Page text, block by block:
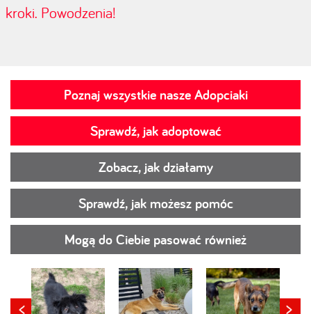
kroki. Powodzenia!
Poznaj wszystkie nasze Adopciaki
Sprawdź, jak adoptować
Zobacz, jak działamy
Sprawdź, jak możesz pomóc
Mogą do Ciebie pasować również